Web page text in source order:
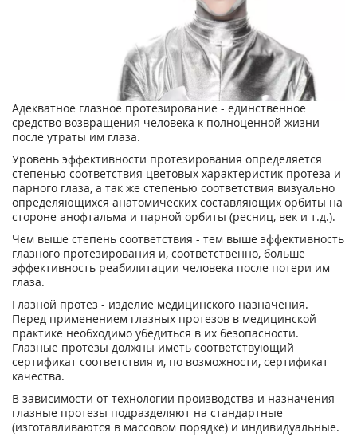
Адекватное глазное протезирование - единственное
средство возвращения человека к полноценной жизни
после утраты им глаза.
Уровень эффективности протезирования определяется
степенью соответствия цветовых характеристик протеза и
парного глаза, а так же степенью соответствия визуально
определяющихся анатомических составляющих орбиты на
стороне анофтальма и парной орбиты (ресниц, век и т.д.).
Чем выше степень соответствия - тем выше эффективность
глазного протезирования и, соответственно, больше
эффективность реабилитации человека после потери им
глаза.
Глазной протез - изделие медицинского назначения.
Перед применением глазных протезов в медицинской
практике необходимо убедиться в их безопасности.
Глазные протезы должны иметь соответствующий
сертификат соответствия и, по возможности, сертификат
качества.
В зависимости от технологии производства и назначения
глазные протезы подразделяют на стандартные
(изготавливаются в массовом порядке) и индивидуальные.